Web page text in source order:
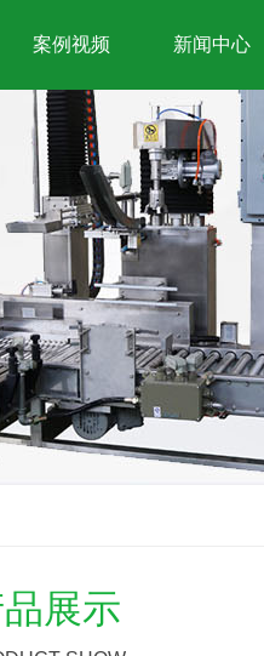
案例视频 新闻中心
展示